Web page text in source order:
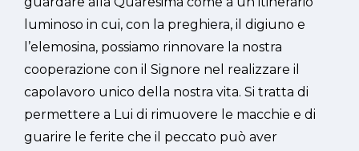
luminoso in cui, con la preghiera, il digiuno e
l’elemosina, possiamo rinnovare la nostra
cooperazione con il Signore nel realizzare il
capolavoro unico della nostra vita. Si tratta di
permettere a Lui di rimuovere le macchie e di
guarire le ferite che il peccato può aver